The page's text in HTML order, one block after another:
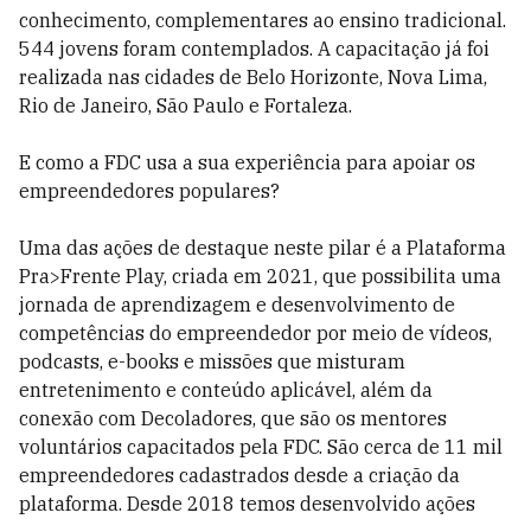
conhecimento, complementares ao ensino tradicional.
544 jovens foram contemplados. A capacitação já foi
realizada nas cidades de Belo Horizonte, Nova Lima,
Rio de Janeiro, São Paulo e Fortaleza.
E como a FDC usa a sua experiência para apoiar os
empreendedores populares?
Uma das ações de destaque neste pilar é a Plataforma
Pra>Frente Play, criada em 2021, que possibilita uma
jornada de aprendizagem e desenvolvimento de
competências do empreendedor por meio de vídeos,
podcasts, e-books e missões que misturam
entretenimento e conteúdo aplicável, além da
conexão com Decoladores, que são os mentores
voluntários capacitados pela FDC. São cerca de 11 mil
empreendedores cadastrados desde a criação da
plataforma. Desde 2018 temos desenvolvido ações